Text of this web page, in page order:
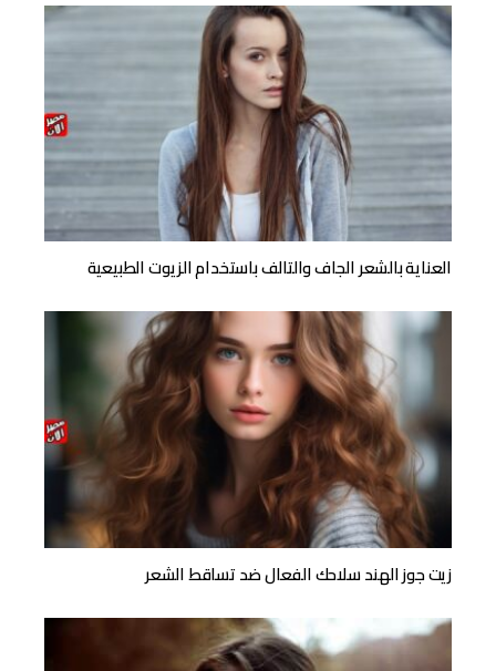
العناية بالشعر الجاف والتالف باستخدام الزيوت الطبيعية
زيت جوز الهند سلاحك الفعال ضد تساقط الشعر